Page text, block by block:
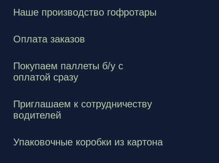
Наше производство гофротары
Оплата заказов
Покупаем паллеты б/у с
оплатой сразу
Приглашаем к сотрудничеству
водителей
Упаковочные коробки из картона